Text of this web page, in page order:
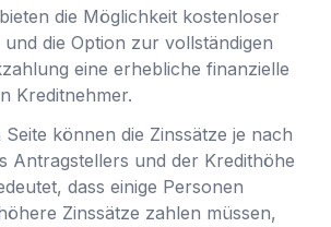
die Möglichkeit kostenloser
die Option zur vollständigen
eine erhebliche finanzielle
Kreditnehmer.
können die Zinssätze je nach
Antragstellers und der Kredithöhe
dass einige Personen
Zinssätze zahlen müssen,